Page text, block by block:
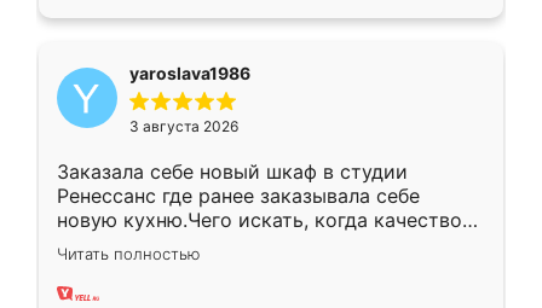
yaroslava1986
3 августа 2026
Заказала себе новый шкаф в студии
Ренессанс где ранее заказывала себе
новую кухню.Чего искать, когда качеством
вполне довольна. Служит кухня уже почти
два года, нареканий нет.
Читать полностью